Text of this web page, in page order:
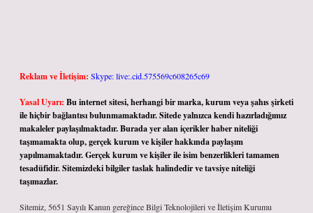
Reklam ve İletişim: Skype: live:.cid.575569c608265c69
Yasal Uyarı: Bu internet sitesi, herhangi bir marka, kurum veya şahıs şirketi
ile hiçbir bağlantısı bulunmamaktadır. Sitede yalnızca kendi hazırladığımız
makaleler paylaşılmaktadır. Burada yer alan içerikler haber niteliği
taşımamakta olup, gerçek kurum ve kişiler hakkında paylaşım
yapılmamaktadır. Gerçek kurum ve kişiler ile isim benzerlikleri tamamen
tesadüfidir. Sitemizdeki bilgiler taslak halindedir ve tavsiye niteliği
taşımazlar.
Sitemiz, 5651 Sayılı Kanun gereğince Bilgi Teknolojileri ve İletişim Kurumu